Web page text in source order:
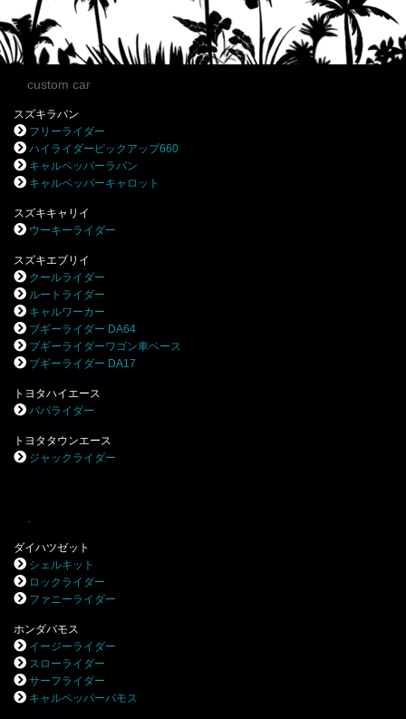
custom car
スズキラパン
フリーライダー
ハイライダーピックアップ660
キャルペッパーラパン
キャルペッパーキャロット
スズキキャリイ
ウーキーライダー
スズキエブリイ
クールライダー
ルートライダー
キャルワーカー
ブギーライダー DA64
ブギーライダーワゴン車ベース
ブギーライダー DA17
トヨタハイエース
パパライダー
トヨタタウンエース
ジャックライダー
.
ダイハツゼット
シェルキット
ロックライダー
ファニーライダー
ホンダバモス
イージーライダー
スローライダー
サーフライダー
キャルペッパーバモス